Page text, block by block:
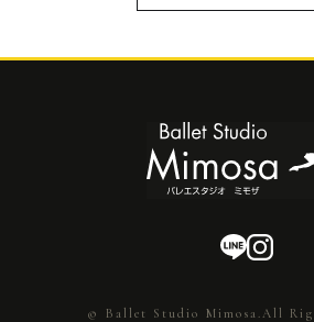
© Ballet Studio Mimosa.All